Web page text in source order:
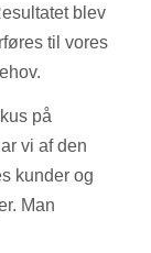
blev
til vores
på
vi af den
kunder og
Man